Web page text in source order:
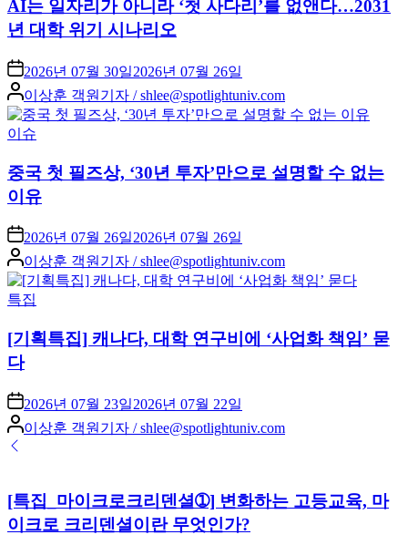
AI는 일자리가 아니라 ‘첫 사다리’를 없앤다…2031
년 대학 위기 시나리오
2026년 07월 30일2026년 07월 26일
Posted
by
이상훈 객원기자 / shlee@spotlightuniv.com
Posted
이슈
중국 첫 필즈상, ‘30년 투자’만으로 설명할 수 없는
이유
2026년 07월 26일2026년 07월 26일
Posted
by
이상훈 객원기자 / shlee@spotlightuniv.com
Posted
특집
[기획특집] 캐나다, 대학 연구비에 ‘사업화 책임’ 묻
다
2026년 07월 23일2026년 07월 22일
Posted
by
이상훈 객원기자 / shlee@spotlightuniv.com
[특집_마이크로크리덴셜➀] 변화하는 고등교육, 마
이크로 크리덴셜이란 무엇인가?